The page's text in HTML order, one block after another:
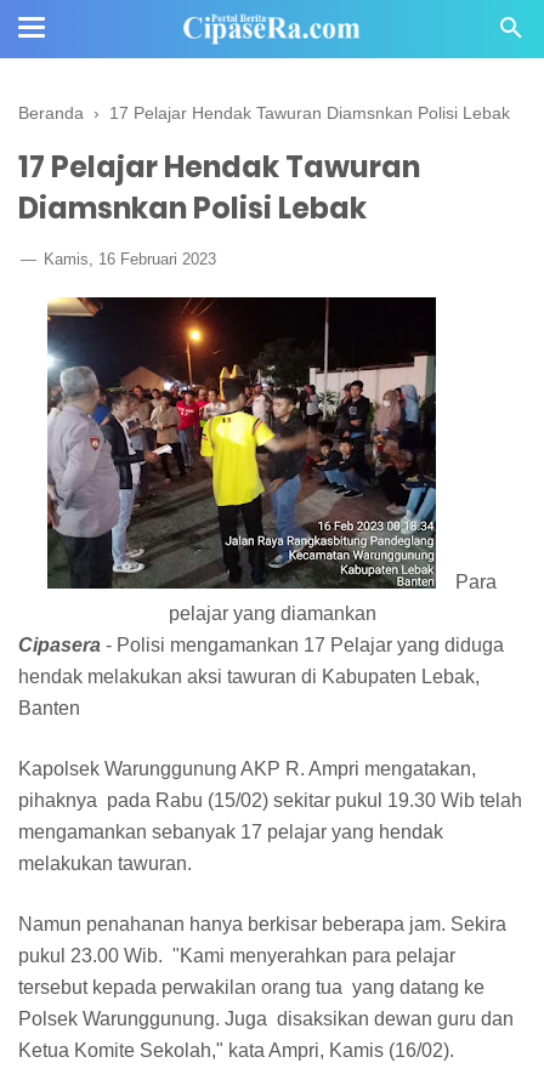
Beranda › 17 Pelajar Hendak Tawuran Diamsnkan Polisi Lebak
17 Pelajar Hendak Tawuran
Diamsnkan Polisi Lebak
Kamis, 16 Februari 2023
Para
pelajar yang diamankan
Cipasera - Polisi mengamankan 17 Pelajar yang diduga
hendak melakukan aksi tawuran di Kabupaten Lebak,
Banten
Kapolsek Warunggunung AKP R. Ampri mengatakan,
pihaknya pada Rabu (15/02) sekitar pukul 19.30 Wib telah
mengamankan sebanyak 17 pelajar yang hendak
melakukan tawuran.
Namun penahanan hanya berkisar beberapa jam. Sekira
pukul 23.00 Wib. "Kami menyerahkan para pelajar
tersebut kepada perwakilan orang tua yang datang ke
Polsek Warunggunung. Juga disaksikan dewan guru dan
Ketua Komite Sekolah," kata Ampri, Kamis (16/02).